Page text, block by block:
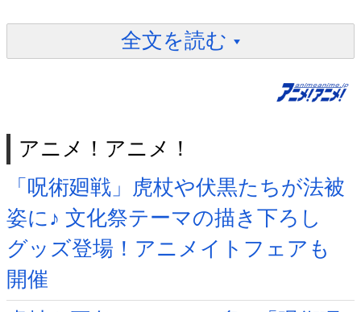
全文を読む
アニメ！アニメ！
「呪術廻戦」虎杖や伏黒たちが法被
姿に♪ 文化祭テーマの描き下ろし
グッズ登場！アニメイトフェアも
開催